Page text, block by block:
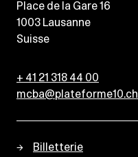
Place de la Gare 16
1003 Lausanne
Suisse
+ 41 21 318 44 00
mcba@plateforme10.ch
Billetterie